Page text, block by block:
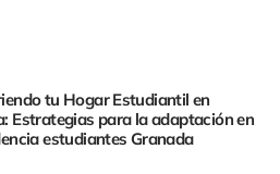
tu Hogar Estudiantil en
Estrategias para la adaptación en
estudiantes Granada